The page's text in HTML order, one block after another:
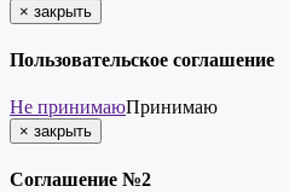
× закрыть
Пользовательское соглашение
Не принимаюПринимаю
× закрыть
Соглашение №2